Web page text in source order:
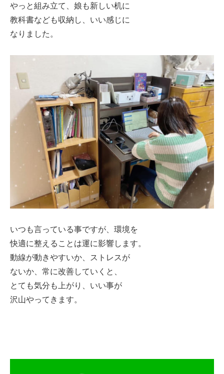
やっと組み立て、娘も新しい机に
教科書なども収納し、いい感じに
なりました。
いつも言っている事ですが、環境を
快適に整えることは運に影響します。
動線が動きやすいか、ストレスが
ないか、常に改善していくと、
とても気分も上がり、いい事が
沢山やってきます。